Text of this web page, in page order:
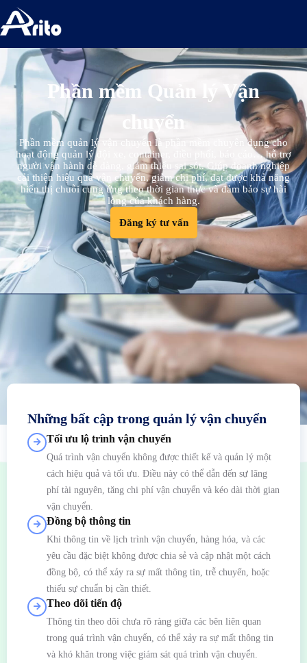
Phần mềm Quản lý Vận
chuyển
Phần mềm quản lý vận chuyển là phần mềm chuyên dụng cho
hoạt động quản lý đội xe, container, điều phối, báo cáo… hỗ trợ
người vận hành dễ dàng, giảm thiểu sai sót. Giúp doanh nghiệp
cải thiện hiệu quả vận chuyển, giảm chi phí, đạt được khả năng
hiển thị chuỗi cung ứng theo thời gian thực và đảm bảo sự hài
lòng của khách hàng.
Đăng ký tư vấn
Những bất cập trong quản lý vận chuyển
Tối ưu lộ trình vận chuyển
Quá trình vận chuyển không được thiết kế và quản lý một
cách hiệu quả và tối ưu. Điều này có thể dẫn đến sự lãng
phí tài nguyên, tăng chi phí vận chuyển và kéo dài thời gian
vận chuyển.
Đồng bộ thông tin
Khi thông tin về lịch trình vận chuyển, hàng hóa, và các
yêu cầu đặc biệt không được chia sẻ và cập nhật một cách
đồng bộ, có thể xảy ra sự mất thông tin, trễ chuyến, hoặc
thiếu sự chuẩn bị cần thiết.
Theo dõi tiến độ
Thông tin theo dõi chưa rõ ràng giữa các bên liên quan
trong quá trình vận chuyển, có thể xảy ra sự mất thông tin
và khó khăn trong việc giám sát quá trình vận chuyển.